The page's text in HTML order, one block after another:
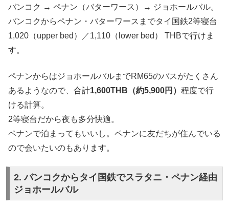
バンコク → ペナン（バターワース）→ ジョホールバル。
バンコクからペナン・バターワースまでタイ国鉄2等寝台
1,020（upper bed）／1,110（lower bed） THBで行けま
す。
ペナンからはジョホールバルまでRM65のバスがたくさん
あるようなので、合計1,600THB（約5,900円） 程度で行
ける計算。
2等寝台だから夜も多分快適。
ペナンで泊まってもいいし。ペナンに友だちが住んでいる
ので会いたいのもあります。
2. バンコクからタイ国鉄でスラタニ・ペナン経由
ジョホールバル